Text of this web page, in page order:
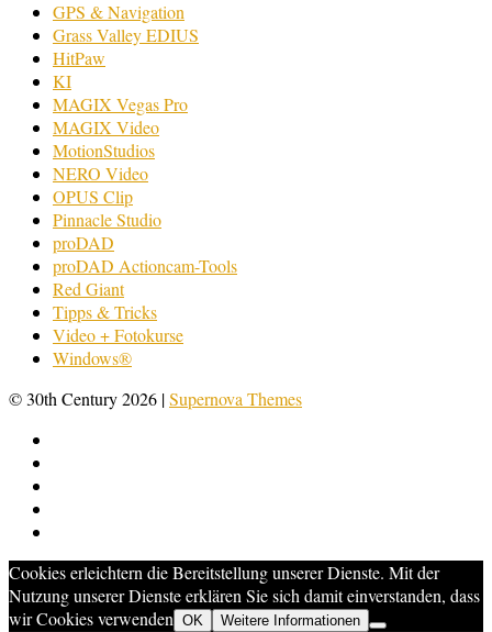
GPS & Navigation
Grass Valley EDIUS
HitPaw
KI
MAGIX Vegas Pro
MAGIX Video
MotionStudios
NERO Video
OPUS Clip
Pinnacle Studio
proDAD
proDAD Actioncam-Tools
Red Giant
Tipps & Tricks
Video + Fotokurse
Windows®
© 30th Century 2026 |Supernova Themes
Cookies erleichtern die Bereitstellung unserer Dienste. Mit der
Nutzung unserer Dienste erklären Sie sich damit einverstanden, dass
wir Cookies verwenden OK Weitere Informationen